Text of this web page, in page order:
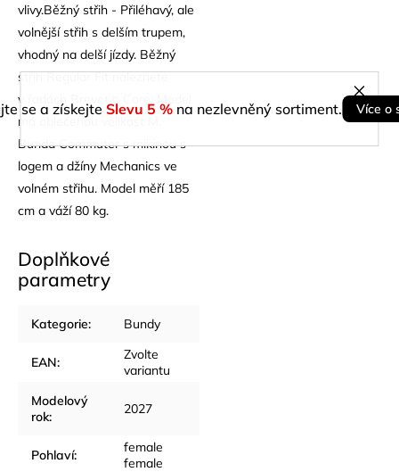
se a získejte Slevu 5 % na nezlevněný sortiment. Více o
vlivy.Běžný střih - Přiléhavý, ale
volnější střih s delším trupem,
vhodný na delší jízdy. Běžný
střih Regular Fit naleznete
v řadách Brevet a Core. Model
má oblečenou velikost M.
Bunda Commuter s mikinou s
logem a džíny Mechanics ve
volném střihu. Model měří 185
cm a váží 80 kg.
Doplňkové
parametry
Kategorie: Bundy
EAN:
Zvolte
variantu
Modelový
rok: 2027
Pohlaví:
female
female